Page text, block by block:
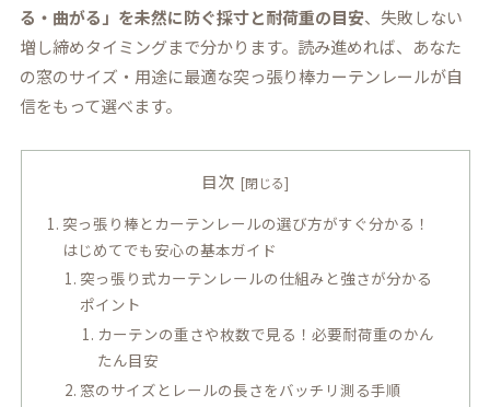
る・曲がる」を未然に防ぐ採寸と耐荷重の目安、失敗しない
増し締めタイミングまで分かります。読み進めれば、あなた
の窓のサイズ・用途に最適な突っ張り棒カーテンレールが自
信をもって選べます。
目次
突っ張り棒とカーテンレールの選び方がすぐ分かる！
はじめてでも安心の基本ガイド
突っ張り式カーテンレールの仕組みと強さが分かる
ポイント
カーテンの重さや枚数で見る！必要耐荷重のかん
たん目安
窓のサイズとレールの長さをバッチリ測る手順